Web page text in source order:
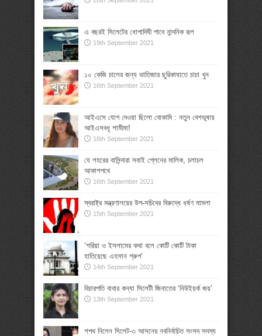
এ বছরই সিলেটের ধোপাদিঘী পাবে নান্দনিক রূপ
19th September 2021
১০ কেজি চালের জন্য ভাতিজার ছুরিকাঘাতে চাচা খুন
16th September 2021
আইএসে যোগ দেওয়া ছিলো বোকামি : নতুন বেশভূষায়
আইএসবধূ শামীমা!
16th September 2021
যে শহরের বাসিন্দারা সবাই প্লেনের মালিক, চলাচল
আকাশপথে
16th September 2021
স্বরাষ্ট্র মন্ত্রণালয়ের উপ-সচিবের বিরুদ্ধে ধর্ষণ মামলা
15th September 2021
‘শরিয়া ও ইসলামের কথা বলে কোটি কোটি টাকা
হাতিয়েছে এহসান গ্রুপ’
14th September 2021
বিচারপতি বাবার কন্যা সিলেটী জিনাতের ‘নিউইয়র্ক জয়’
13th September 2021
শপথ নিলেন সিলেট-৩ আসনের নবনির্বাচিত সংসদ সদস্য